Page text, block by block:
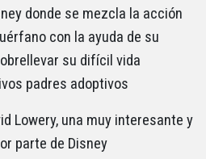
donde se mezcla la acción
con la ayuda de su
su difícil vida
padres adoptivos
Lowery, una muy interesante y
parte de Disney